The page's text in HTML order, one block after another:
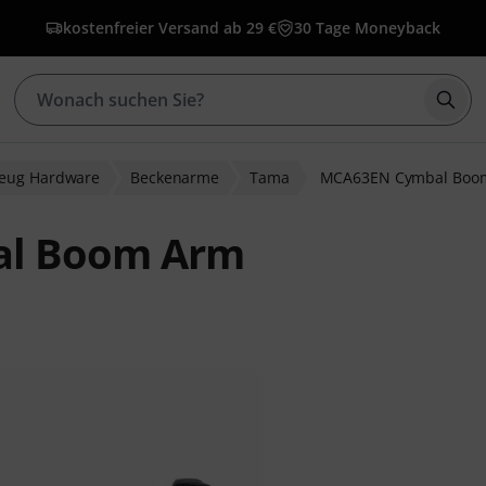
kostenfreier Versand ab 29 € 30 Tage Moneyback
Hardware Beckenarme Tama MCA63EN Cymbal
Boom Arm